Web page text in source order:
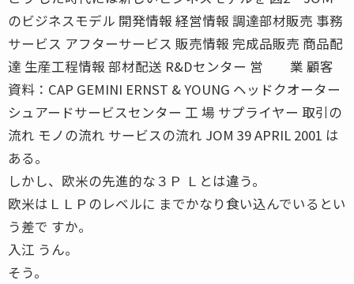
のビジネスモデル 開発情報 経営情報 調達部材販売 事務
サービス アフターサービス 販売情報 完成品販売 商品配
達 生産工程情報 部材配送 R&Dセンター 営 業 顧客
資料：CAP GEMINI ERNST & YOUNG ヘッドクオーター
シュアードサービスセンター 工 場 サプライヤー 取引の
流れ モノの流れ サービスの流れ JOM 39 APRIL 2001 は
ある。
しかし、欧米の先進的な３Ｐ Ｌとは違う。
欧米はＬＬＰのレベルに までかなり食い込んでいるとい
う差で すか。
入江 うん。
そう。